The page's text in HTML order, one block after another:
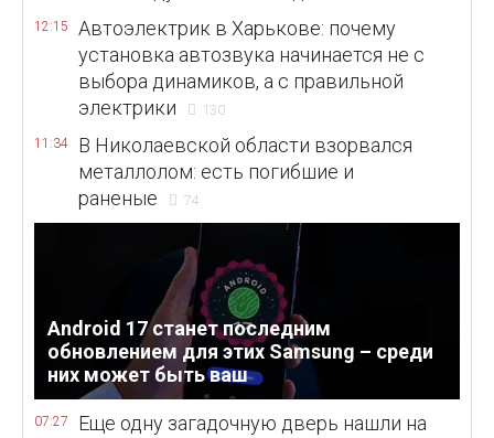
12:15
Автоэлектрик в Харькове: почему
установка автозвука начинается не с
выбора динамиков, а с правильной
электрики
130
11:34
В Николаевской области взорвался
металлолом: есть погибшие и
раненые
74
Android 17 станет последним
обновлением для этих Samsung – среди
них может быть ваш
07:27
Еще одну загадочную дверь нашли на